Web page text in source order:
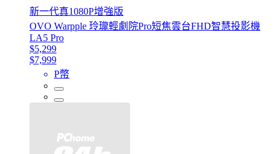
新一代真1080P增強版
OVO Warpple 玲瓏輕劇院Pro短焦雲台FHD智慧投影機
LA5 Pro
$5,299
$7,999
P幣